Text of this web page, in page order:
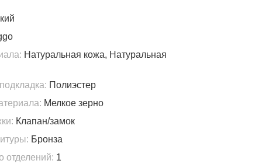
Натуральная кожа, Натуральная
Полиэстер
Мелкое зерно
Клапан/замок
Бронза
отделений: 1